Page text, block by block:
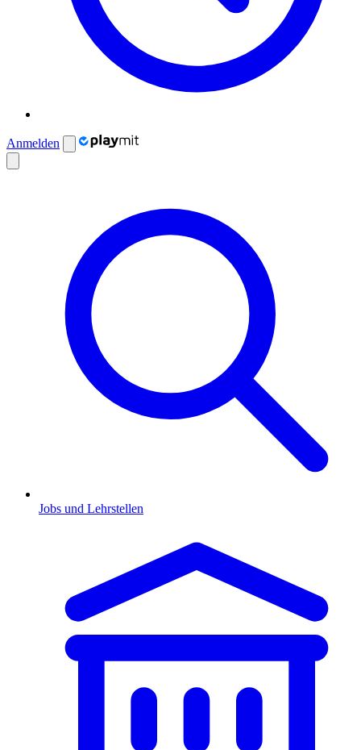
Anmelden
Jobs und Lehrstellen